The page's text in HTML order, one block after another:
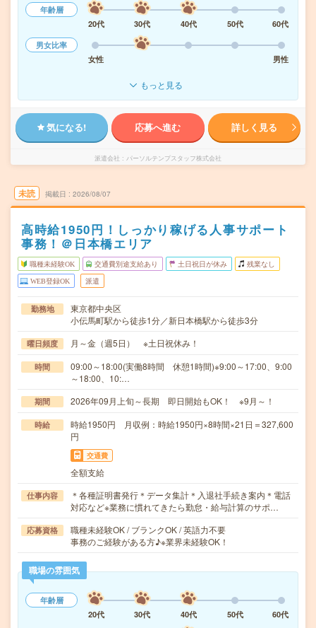
年齢層
20代
30代 40代 50代
60代
男女比率
女性
男性
もっと見る
気になる! 応募へ進む 詳しく見る
派遣会社 パーソルテンプスタッフ株式会社
未読 掲載日 2026/08/07
高時給1950円！しっかり稼げる人事サポート
事務！＠日本橋エリア
職種未経験OK 交通費別途支給あり 土日祝日が休み 残業なし
WEB登録OK 派遣
勤務地
東京都中央区
小伝馬町駅から徒歩1分／新日本橋駅から徒歩3分
曜日頻度 月～金（週5日） ※土日祝休み！
時間
09:00～18:00(実働8時間 休憩1時間)※9:00～17:00、9:00
～18:00、10:…
期間 2026年09月上旬～長期 即日開始もOK！ ※9月～！
時給
時給1950円 月収例：時給1950円×8時間×21日＝327,600
円
交通費
全額支給
仕事内容
＊各種証明書発行＊データ集計＊入退社手続き案内＊電話
対応など※業務に慣れてきたら勤怠・給与計算のサポ…
応募資格
職種未経験OK / ブランクOK / 英語力不要
事務のご経験がある方♪※業界未経験OK！
職場の雰囲気
年齢層
20代
30代 40代 50代 60代